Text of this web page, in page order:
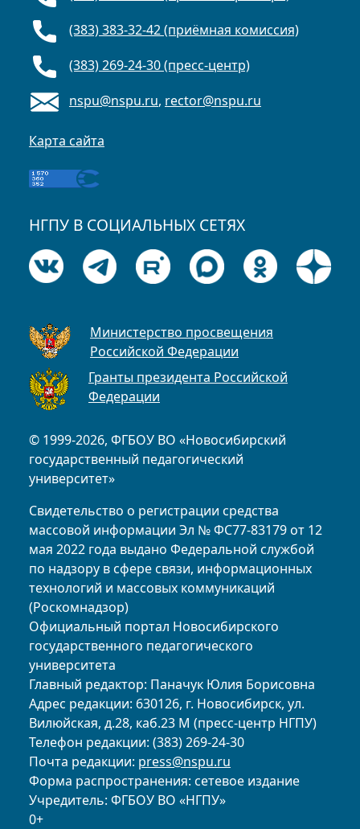
© 1999-2026, ФГБОУ ВО «Новосибирский
государственный педагогический
университет»
Свидетельство о регистрации средства
массовой информации Эл № ФС77-83179 от 12
мая 2022 года выдано Федеральной службой
по надзору в сфере связи, информационных
технологий и массовых коммуникаций
(Роскомнадзор)
Официальный портал Новосибирского
государственного педагогического
университета
Главный редактор: Паначук Юлия Борисовна
Адрес редакции: 630126, г. Новосибирск, ул.
Вилюйская, д.28, каб.23 М (пресс-центр НГПУ)
Телефон редакции: (383) 269-24-30
Почта редакции: press@nspu.ru
Форма распространения: сетевое издание
Учредитель: ФГБОУ ВО «НГПУ»
0+
(383) 383-32-42 (приёмная комиссия)
(383) 269-24-30 (пресс-центр)
nspu@nspu.ru, rector@nspu.ru
Карта сайта
НГПУ В СОЦИАЛЬНЫХ СЕТЯХ
Министерство просвещения
Российской Федерации
Гранты президента Российской
Федерации